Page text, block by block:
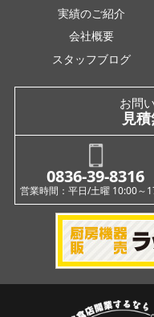
実績のご紹介
会社概要
スタッフブログ
お問
見
0836-39-8316
営業時間：平日/土曜 10:00～